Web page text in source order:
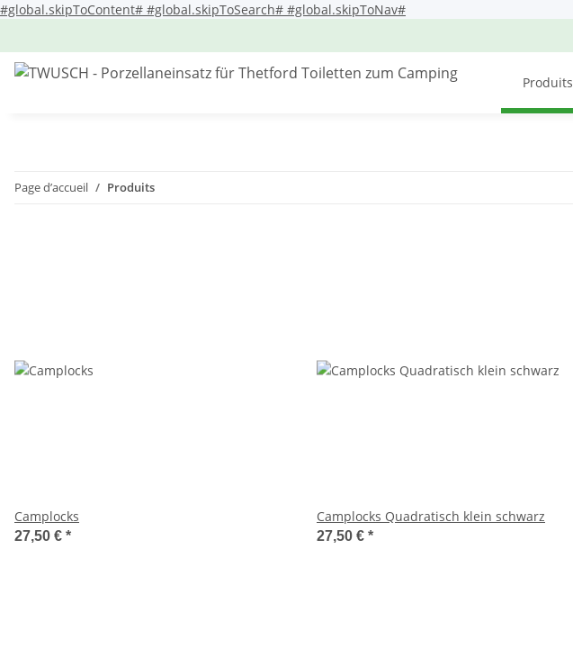
#global.skipToContent# #global.skipToSearch# #global.skipToNav#
Produits
Page d’accueil Produits
Camplocks
27,50 € *
Camplocks Quadratisch klein schwarz
27,50 € *